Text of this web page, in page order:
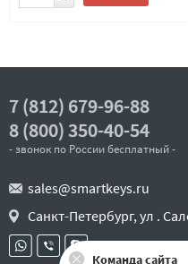
7 (812) 679-96-88
8 (800) 350-40-54
- звонок по России бесплатный -
sales@smartkeys.ru
Санкт-Петербург, ул .
Команда сайта